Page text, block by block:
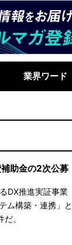
業界ワード
DX推進実証事業
ム構築・連携」と
。
助金の2次公募